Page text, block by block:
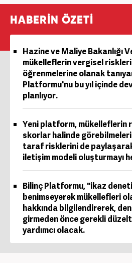
HABERİN ÖZETİ
Hazine ve Maliye Bakanlığı
mükelleflerin vergisel
öğrenmelerine olanak
Platformu'nu bu yıl içinde
planlıyor.
Yeni platform, mükelleflerin
skorlar halinde
taraf risklerini de
iletişim modeli oluşturmayı
Bilinç Platformu, "ikaz
benimseyerek mükellefleri
hakkında bilgilendirerek,
girmeden önce gerekli
yardımcı olacak.